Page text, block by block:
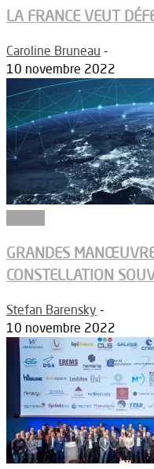
LA FRANCE VEUT
Caroline Bruneau -
10 novembre 2022
GRANDES
CONSTELLATION
Stefan Barensky -
10 novembre 2022